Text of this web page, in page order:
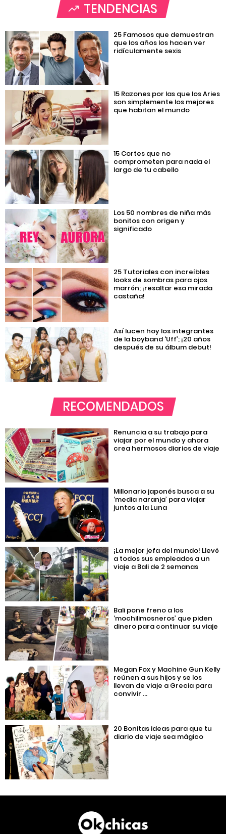
TENDENCIAS
25 Famosos que demuestran
que los años los hacen ver
ridículamente sexis
15 Razones por las que los Aries
son simplemente los mejores
que habitan el mundo
15 Cortes que no
comprometen para nada el
largo de tu cabello
Los 50 nombres de niña más
bonitos con origen y
significado
25 Tutoriales con increíbles
looks de sombras para ojos
marrón; ¡resaltar esa mirada
castaña!
Así lucen hoy los integrantes
de la boyband ‘Uff’; ¡20 años
después de su álbum debut!
RECOMENDADOS
Renuncia a su trabajo para
viajar por el mundo y ahora
crea hermosos diarios de viaje
Millonario japonés busca a su
‘media naranja’ para viajar
juntos a la Luna
¡La mejor jefa del mundo! Llevó
a todos sus empleados a un
viaje a Bali de 2 semanas
Bali pone freno a los
‘mochilimosneros’ que piden
dinero para continuar su viaje
Megan Fox y Machine Gun Kelly
reúnen a sus hijos y se los
llevan de viaje a Grecia para
convivir ...
20 Bonitas ideas para que tu
diario de viaje sea mágico